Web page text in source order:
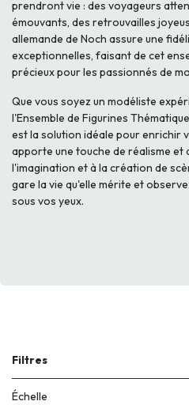
prendront vie : des voyageurs
émouvants, des retrouvailles
allemande de Noch assure une
exceptionnelles, faisant de cet
précieux pour les passionnés de
Que vous soyez un modéliste
l'Ensemble de Figurines
est la solution idéale pour enrichir
apporte une touche de réalisme et
l'imagination et à la création de
gare la vie qu'elle mérite et
sous vos yeux.
Filtres
Échelle